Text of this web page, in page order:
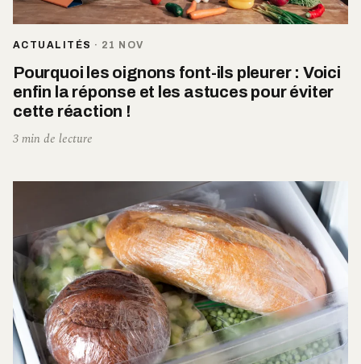
ACTUALITÉS · 21 NOV
Pourquoi les oignons font-ils pleurer : Voici
enfin la réponse et les astuces pour éviter
cette réaction !
3 min de lecture